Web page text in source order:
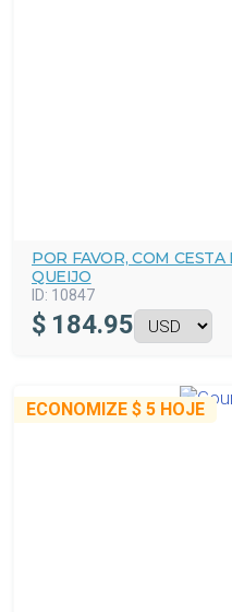
POR FAVOR, COM
QUEIJO
ID: 10847
$ 184.95
ECONOMIZE $ 5 HOJE